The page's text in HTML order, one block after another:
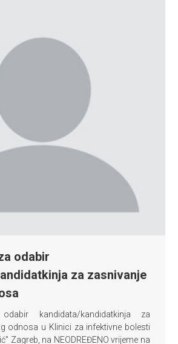
odabir
za zasnivanje
kandidata/kandidatkinja za
odnosa u Klinici za infektivne bolesti
Zagreb, na NEODREĐENO vrijeme na